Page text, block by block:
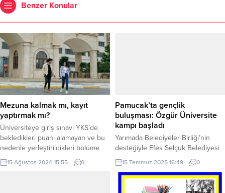
Benzer Konular
Mezuna kalmak mı, kayıt
yaptırmak mı?
Üniversiteye giriş sınavı YKS’de
bekledikleri puanı alamayan ve bu
nedenle yerleştirildikleri bölüme
kayıt yaptırmayı düşünmeyen
öğrenciler, genellikle bir yıl daha
15 Ağustos 2024 15:55 0
Pamucak’ta gençlik
buluşması: Özgür Üniversite
kampı başladı
Yarımada Belediyeler Birliği’nin
desteğiyle Efes Selçuk Belediyesi
ev sahipliğinde Pamucak Sosyal
Tesisleri’nde Özgür Üniversite
Hareketi tarafından düzenlenen
yaz kampı başladı. İZMİR (İGFA) –
15 Temmuz 2025 16:49 0